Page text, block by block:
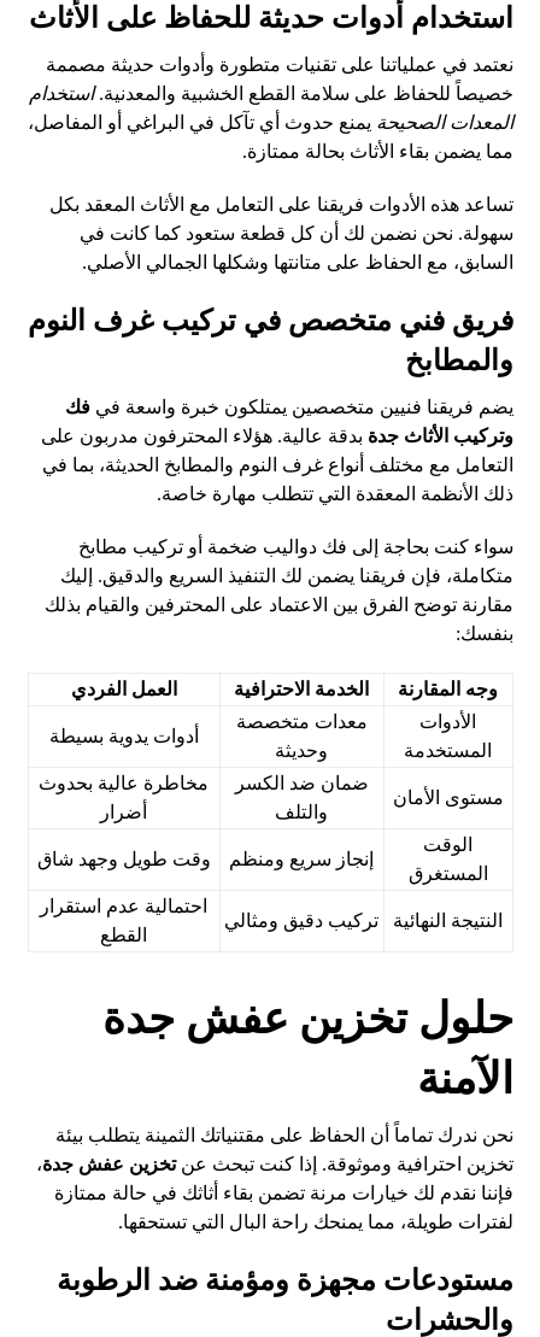
استخدام أدوات حديثة للحفاظ على الأثاث
نعتمد في عملياتنا على تقنيات متطورة وأدوات حديثة مصممة
خصيصاً للحفاظ على سلامة القطع الخشبية والمعدنية.استخدام
المعدات الصحيحة يمنع حدوث أي تآكل في البراغي أو المفاصل،
مما يضمن بقاء الأثاث بحالة ممتازة.
تساعد هذه الأدوات فريقنا على التعامل مع الأثاث المعقد بكل
سهولة. نحن نضمن لك أن كل قطعة ستعود كما كانت في
السابق، مع الحفاظ على متانتها وشكلها الجمالي الأصلي.
فريق فني متخصص في تركيب غرف النوم
والمطابخ
يضم فريقنا فنيين متخصصين يمتلكون خبرة واسعة فيفك
وتركيب الأثاث جدة بدقة عالية. هؤلاء المحترفون مدربون على
التعامل مع مختلف أنواع غرف النوم والمطابخ الحديثة، بما في
ذلك الأنظمة المعقدة التي تتطلب مهارة خاصة.
سواء كنت بحاجة إلى فك دواليب ضخمة أو تركيب مطابخ
متكاملة، فإن فريقنا يضمن لك التنفيذ السريع والدقيق. إليك
مقارنة توضح الفرق بين الاعتماد على المحترفين والقيام بذلك
بنفسك:
وجه المقارنة الخدمة الاحترافية
العمل الفردي
الأدوات
المستخدمة
معدات متخصصة
وحديثة
أدوات يدوية بسيطة
مستوى الأمان
ضمان ضد الكسر
والتلف
مخاطرة عالية بحدوث
أضرار
الوقت
المستغرق
إنجاز سريع ومنظم وقت طويل وجهد شاق
النتيجة النهائية تركيب دقيق ومثالي
احتمالية عدم استقرار
القطع
حلول تخزين عفش جدة
الآمنة
نحن ندرك تماماً أن الحفاظ على مقتنياتك الثمينة يتطلب بيئة
تخزين احترافية وموثوقة. إذا كنت تبحث عنتخزين عفش جدة،
فإننا نقدم لك خيارات مرنة تضمن بقاء أثاثك في حالة ممتازة
لفترات طويلة، مما يمنحك راحة البال التي تستحقها.
مستودعات مجهزة ومؤمنة ضد الرطوبة
والحشرات